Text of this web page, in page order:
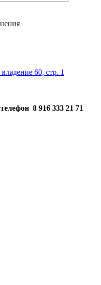
60, стр. 1
8 916 333 21 71